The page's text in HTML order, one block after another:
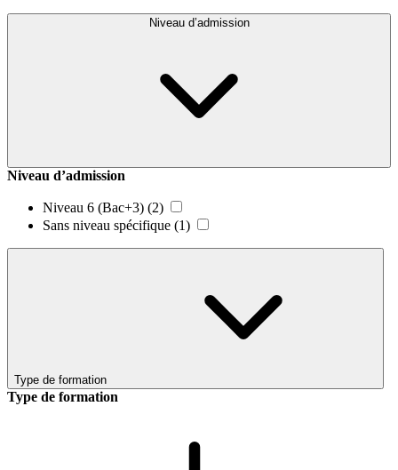
Niveau d’admission
Niveau d’admission
Niveau 6 (Bac+3) (2)
Sans niveau spécifique (1)
Type de formation
Type de formation